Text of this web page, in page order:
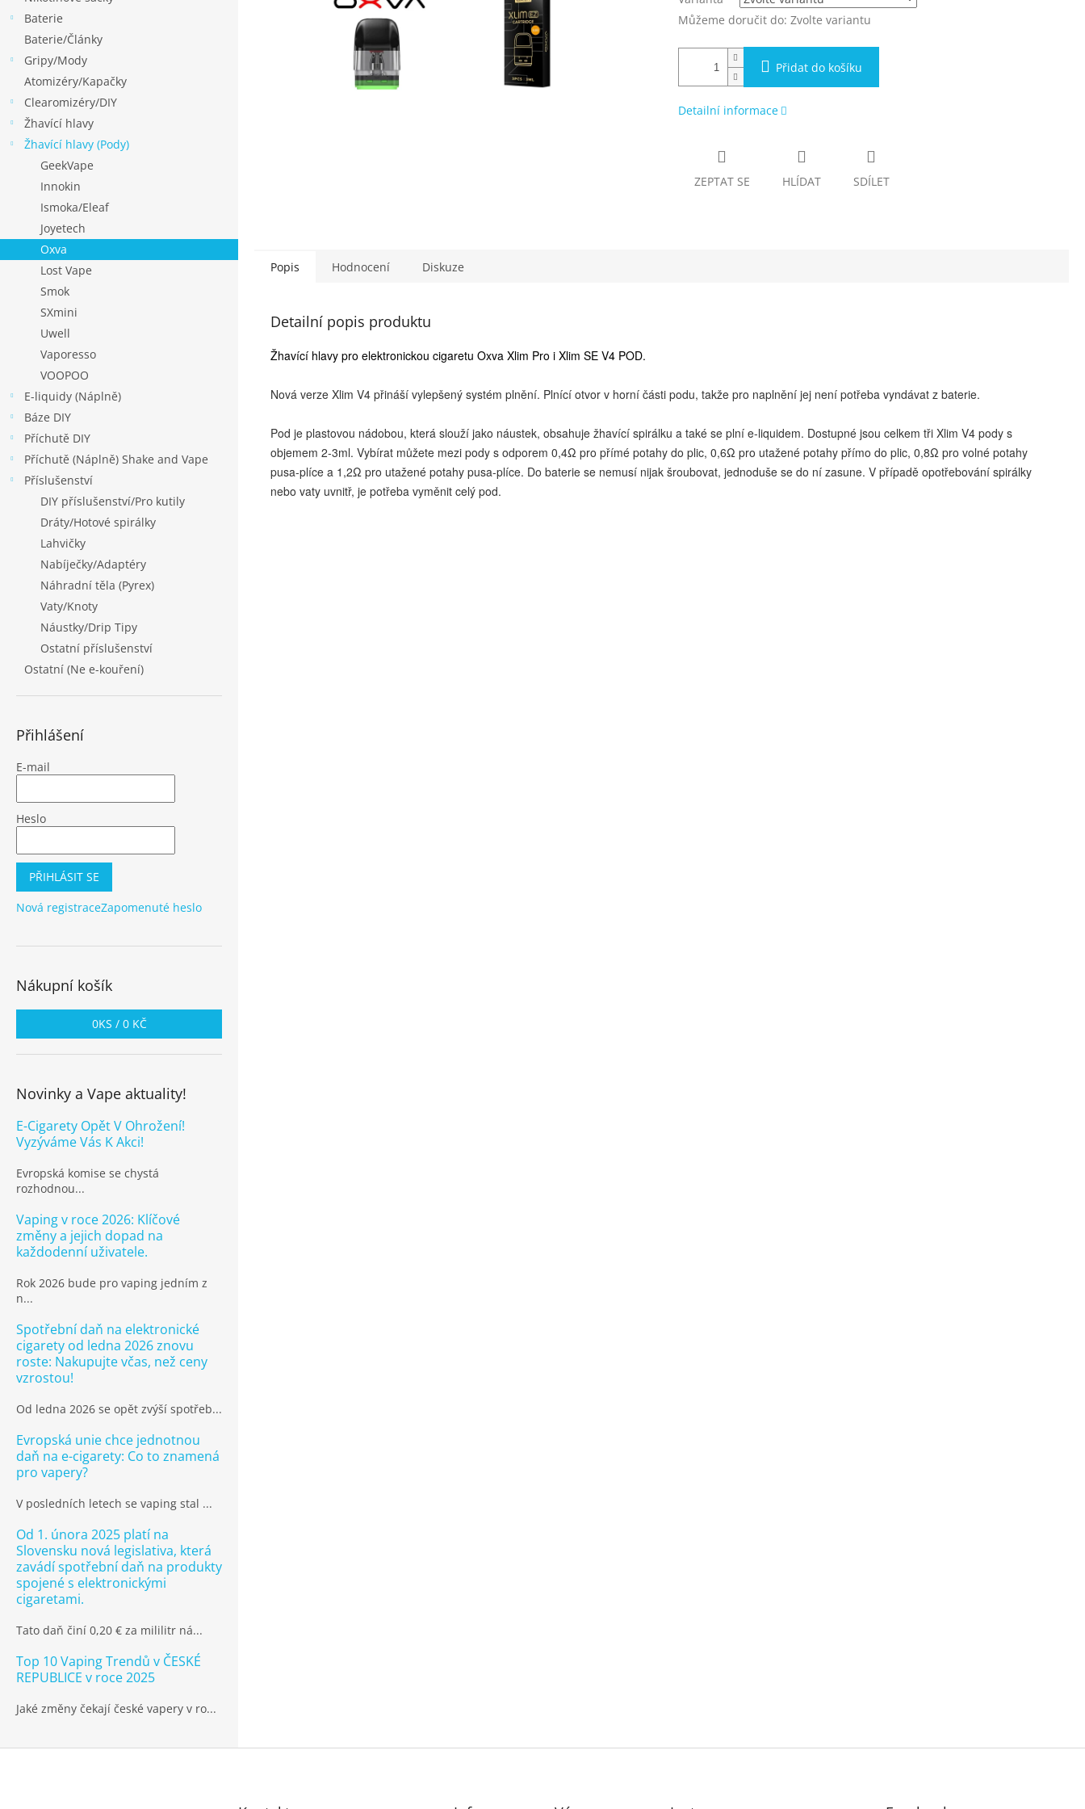
Baterie
Baterie/Články
Gripy/Mody
Atomizéry/Kapačky
Clearomizéry/DIY
Žhavící hlavy
Žhavící hlavy (Pody)
GeekVape
Innokin
Ismoka/Eleaf
Joyetech
Oxva
Lost Vape
Smok
SXmini
Uwell
Vaporesso
VOOPOO
E-liquidy (Náplně)
Báze DIY
Příchutě DIY
Příchutě (Náplně) Shake and Vape
Příslušenství
DIY příslušenství/Pro kutily
Dráty/Hotové spirálky
Lahvičky
Nabíječky/Adaptéry
Náhradní těla (Pyrex)
Vaty/Knoty
Náustky/Drip Tipy
Ostatní příslušenství
Ostatní (Ne e-kouření)
Přihlášení
E-mail
Heslo
PŘIHLÁSIT SE
Nová registraceZapomenuté heslo
Nákupní košík
0KS / 0 KČ
Novinky a Vape aktuality!
E-Cigarety Opět V Ohrožení!
Vyzýváme Vás K Akci!
Evropská komise se chystá
rozhodnou...
Vaping v roce 2026: Klíčové
změny a jejich dopad na
každodenní uživatele.
Rok 2026 bude pro vaping jedním z
n...
Spotřební daň na elektronické
cigarety od ledna 2026 znovu
roste: Nakupujte včas, než ceny
vzrostou!
Od ledna 2026 se opět zvýší spotřeb...
Evropská unie chce jednotnou
daň na e-cigarety: Co to znamená
pro vapery?
V posledních letech se vaping stal ...
Od 1. února 2025 platí na
Slovensku nová legislativa, která
zavádí spotřební daň na produkty
spojené s elektronickými
cigaretami.
Tato daň činí 0,20 € za mililitr ná...
Top 10 Vaping Trendů v ČESKÉ
REPUBLICE v roce 2025
Jaké změny čekají české vapery v ro...
Můžeme doručit do: Zvolte variantu
Přidat do košíku
Detailní informace
ZEPTAT SE HLÍDAT SDÍLET
Popis Hodnocení Diskuze
Detailní popis produktu
Žhavící hlavy pro elektronickou cigaretu Oxva Xlim Pro i Xlim SE V4 POD.
Nová verze Xlim V4 přináší vylepšený systém plnění. Plnící otvor v horní části podu, takže pro naplnění jej není potřeba vyndávat z baterie.
Pod je plastovou nádobou, která slouží jako náustek, obsahuje žhavící spirálku a také se plní e-liquidem. Dostupné jsou celkem tři Xlim V4 pody s
objemem 2-3ml. Vybírat můžete mezi pody s odporem 0,4Ω pro přímé potahy do plic, 0,6Ω pro utažené potahy přímo do plic, 0,8Ω pro volné potahy
pusa-plíce a 1,2Ω pro utažené potahy pusa-plíce. Do baterie se nemusí nijak šroubovat, jednoduše se do ní zasune. V případě opotřebování spirálky
nebo vaty uvnitř, je potřeba vyměnit celý pod.